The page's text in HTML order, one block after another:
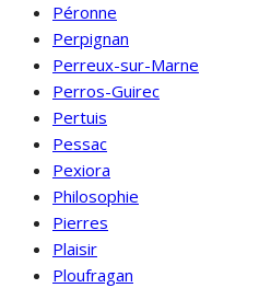
Péronne
Perpignan
Perreux-sur-Marne
Perros-Guirec
Pertuis
Pessac
Pexiora
Philosophie
Pierres
Plaisir
Ploufragan